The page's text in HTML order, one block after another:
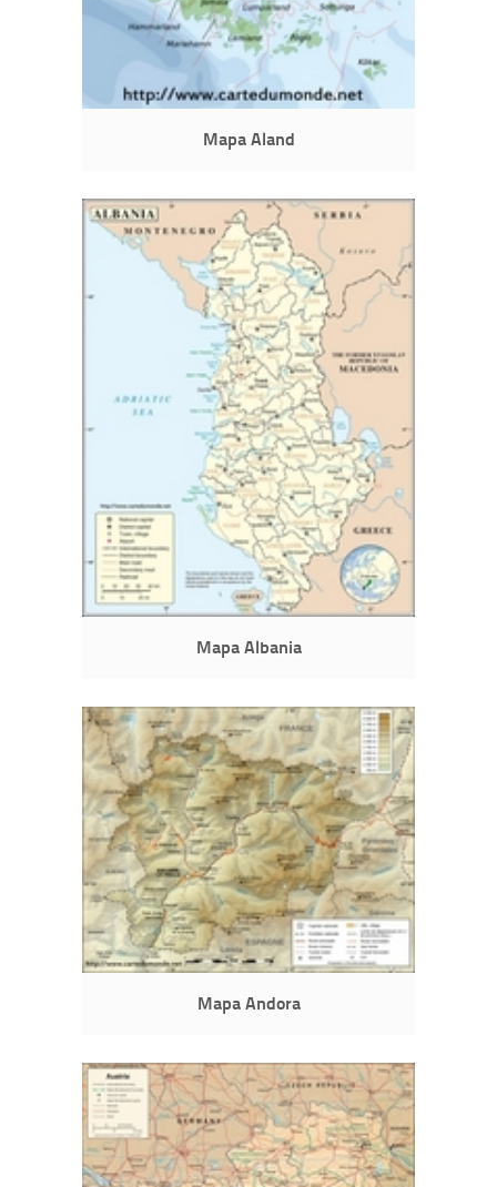
Mapa Aland
Mapa Albania
Mapa Andora